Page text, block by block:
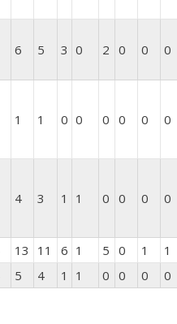
6 5 3 0 2 0 0 0
1 1 0 0 0 0 0 0
4 3 1 1 0 0 0 0
13 11 6 1 5 0 1
1
5 4 1 1 0 0 0 0